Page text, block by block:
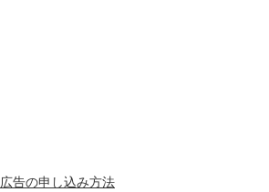
広告の申し込み方法